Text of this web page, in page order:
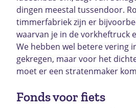
dingen meestal tussendoor.
timmerfabriek zijn er
waarvan je in de vorkheftruck
We hebben wel betere vering
gekregen, maar voor het
moet er een stratenmaker
Fonds voor fiets